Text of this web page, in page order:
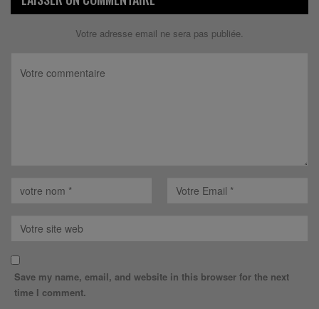
Votre adresse email ne sera pas publiée.
Save my name, email, and website in this browser for the next
time I comment.